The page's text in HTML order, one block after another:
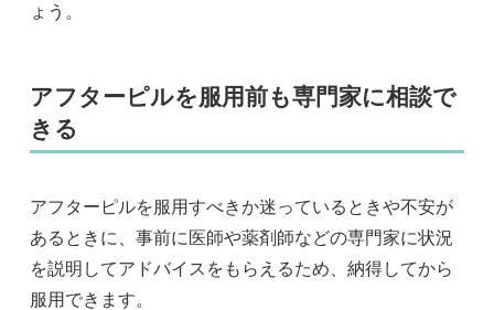
ょう。
アフターピルを服用前も専門家に相談で
きる
アフターピルを服用すべきか迷っているときや不安が
あるときに、事前に医師や薬剤師などの専門家に状況
を説明してアドバイスをもらえるため、納得してから
服用できます。